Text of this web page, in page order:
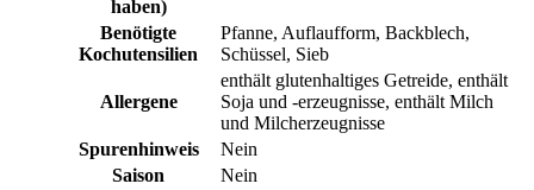
haben)
Benötigte
Kochutensilien
Pfanne, Auflaufform, Backblech,
Schüssel, Sieb
Allergene
enthält glutenhaltiges Getreide, enthält
Soja und -erzeugnisse, enthält Milch
und Milcherzeugnisse
Spurenhinweis
Nein
Saison
Nein